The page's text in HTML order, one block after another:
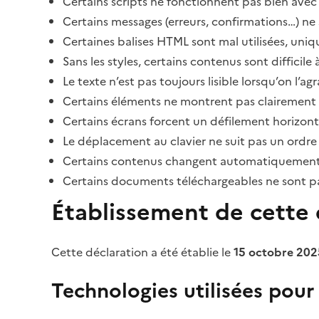
Certains messages (erreurs, confirmations…)
Certaines balises HTML sont mal utilisées,
Sans les styles, certains contenus sont
Le texte n’est pas toujours lisible lorsqu’on
Certains éléments ne montrent pas clairement
Certains écrans forcent un défilement
Le déplacement au clavier ne suit pas un
Certains contenus changent
Certains documents téléchargeables ne sont
Établissement de cette
Cette déclaration a été établie le15 octobre
Technologies utilisées